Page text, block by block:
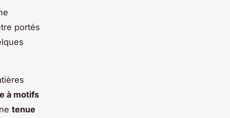
portés
à motifs
tenue